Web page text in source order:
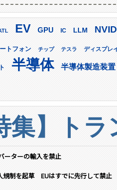
EV GPU IC LLM
トフォン チップ テスラ ディスプレ
半導体 半導体製造装置
集】ト
ーターの輸入を禁止
規制を起草 EUはすでに先行して禁止